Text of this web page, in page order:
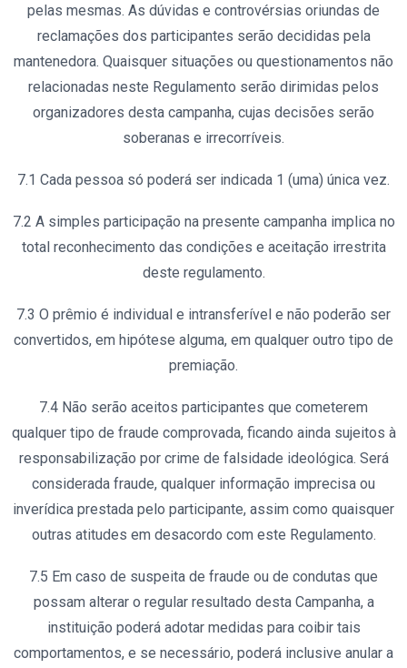
pelas mesmas. As dúvidas e controvérsias oriundas de
reclamações dos participantes serão decididas pela
mantenedora. Quaisquer situações ou questionamentos não
relacionadas neste Regulamento serão dirimidas pelos
organizadores desta campanha, cujas decisões serão
soberanas e irrecorríveis.
7.1 Cada pessoa só poderá ser indicada 1 (uma) única vez.
7.2 A simples participação na presente campanha implica no
total reconhecimento das condições e aceitação irrestrita
deste regulamento.
7.3 O prêmio é individual e intransferível e não poderão ser
convertidos, em hipótese alguma, em qualquer outro tipo de
premiação.
7.4 Não serão aceitos participantes que cometerem
qualquer tipo de fraude comprovada, ficando ainda sujeitos à
responsabilização por crime de falsidade ideológica. Será
considerada fraude, qualquer informação imprecisa ou
inverídica prestada pelo participante, assim como quaisquer
outras atitudes em desacordo com este Regulamento.
7.5 Em caso de suspeita de fraude ou de condutas que
possam alterar o regular resultado desta Campanha, a
instituição poderá adotar medidas para coibir tais
comportamentos, e se necessário, poderá inclusive anular a